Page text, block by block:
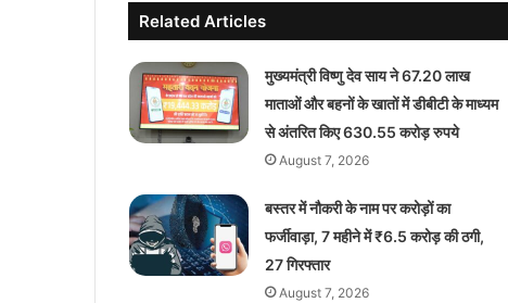
Related Articles
मुख्यमंत्री विष्णु देव साय ने 67.20 लाख
माताओं और बहनों के खातों में डीबीटी के माध्यम
से अंतरित किए 630.55 करोड़ रुपये
August 7, 2026
बस्तर में नौकरी के नाम पर करोड़ों का
फर्जीवाड़ा, 7 महीने में ₹6.5 करोड़ की ठगी,
27 गिरफ्तार
August 7, 2026